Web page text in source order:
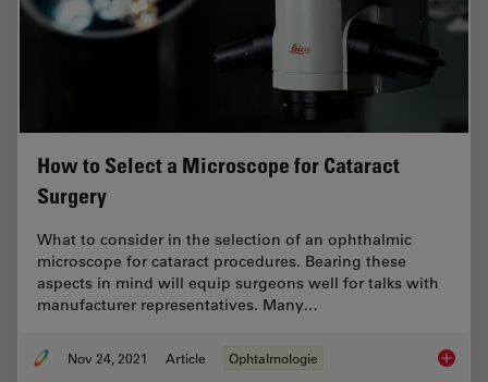
How to Select a Microscope for Cataract
Surgery
What to consider in the selection of an ophthalmic
microscope for cataract procedures. Bearing these
aspects in mind will equip surgeons well for talks with
manufacturer representatives. Many…
Nov 24, 2021 Article Ophtalmologie How to